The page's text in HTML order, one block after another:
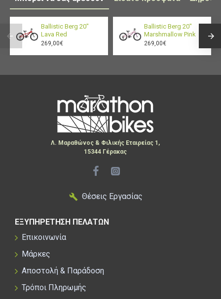
Κατάλληλο για ηλικίες:
3–5 ετών / ύψος 88–
110 cm
Ballistic Berg 20"
Lava Red
269,00€
Ballistic Berg 20"
Marshmallow Pink
269,00€
Λ. Μαραθώνος & Φιλικής Εταιρείας 1,
15344 Γέρακας
Θέσεις Εργασίας
ΕΞΥΠΗΡΕΤΗΣΗ ΠΕΛΑΤΩΝ
Επικοινωνία
Μάρκες
Αποστολή & Παράδοση
Τρόποι Πληρωμής